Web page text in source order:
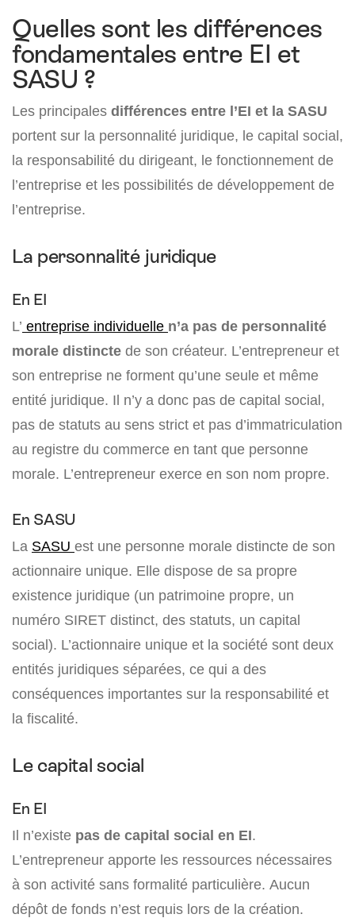
Quelles sont les différences
fondamentales entre EI et
SASU ?
Les principales différences entre l’EI et la SASU
portent sur la personnalité juridique, le capital social,
la responsabilité du dirigeant, le fonctionnement de
l’entreprise et les possibilités de développement de
l’entreprise.
La personnalité juridique
En EI
L’ entreprise individuelle n’a pas de personnalité
morale distincte de son créateur. L’entrepreneur et
son entreprise ne forment qu’une seule et même
entité juridique. Il n’y a donc pas de capital social,
pas de statuts au sens strict et pas d’immatriculation
au registre du commerce en tant que personne
morale. L’entrepreneur exerce en son nom propre.
En SASU
La SASU est une personne morale distincte de son
actionnaire unique. Elle dispose de sa propre
existence juridique (un patrimoine propre, un
numéro SIRET distinct, des statuts, un capital
social). L’actionnaire unique et la société sont deux
entités juridiques séparées, ce qui a des
conséquences importantes sur la responsabilité et
la fiscalité.
Le capital social
En EI
Il n’existe pas de capital social en EI.
L’entrepreneur apporte les ressources nécessaires
à son activité sans formalité particulière. Aucun
dépôt de fonds n’est requis lors de la création.